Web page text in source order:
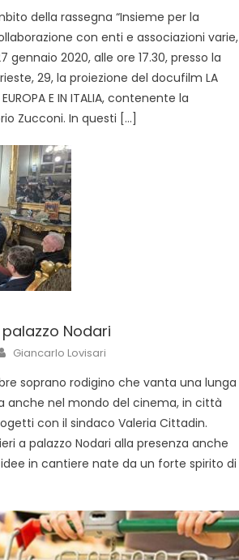
della rassegna “Insieme per la
con enti e associazioni varie,
gennaio 2020, alle ore 17.30, presso la
29, la proiezione del docufilm LA
EUROPA E IN ITALIA, contenente la
Zucconi. In questi […]
Nodari
Giancarlo Lovisari
soprano rodigino che vanta una lunga
anche nel mondo del cinema, in città
con il sindaco Valeria Cittadin.
a palazzo Nodari alla presenza anche
in cantiere nate da un forte spirito di